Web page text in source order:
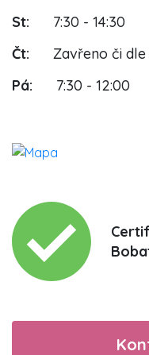
St:
7:30 - 14:30
Čt:
Zavřeno či
Pá:
7:30 - 12:00